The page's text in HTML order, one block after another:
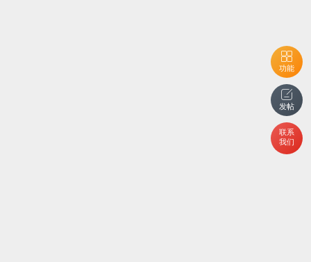
功能
发帖
联系
我们